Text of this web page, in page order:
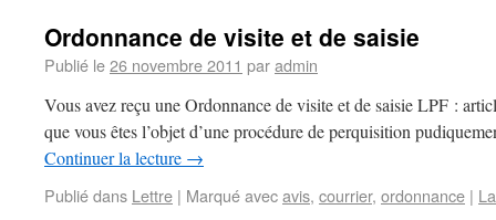
Ordonnance de visite et de saisie
Publié le26 novembre 2011 paradmin
Vous avez reçu une Ordonnance de visite et de saisie LPF :
que vous êtes l’objet d’une procédure de perquisition
Continuer la lecture →
Publié dans Lettre | Marqué avecavis, courrier, ordonnance |